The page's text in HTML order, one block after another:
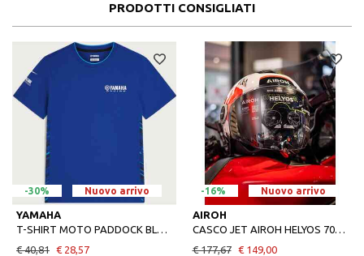
PRODOTTI CONSIGLIATI
-30% Nuovo arrivo
YAMAHA
€ 40,81 € 28,57
-16% Nuovo arrivo
AIROH
CASCO JET AIROH HELYOS 70TH ANNIVERSARIO YAMAHA
€ 177,67
€ 149,00